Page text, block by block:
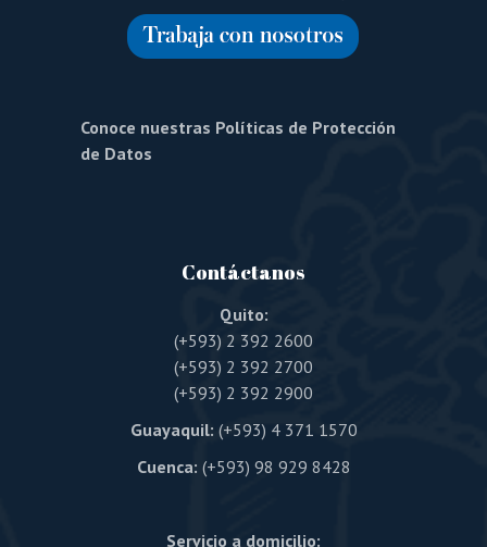
Conoce nuestras Políticas de Protección
de Datos
Contáctanos
Quito:
(+593) 2 392 2600
(+593) 2 392 2700
(+593) 2 392 2900
Guayaquil: (+593) 4 371 1570
Cuenca: (+593) 98 929 8428
Servicio a domicilio: